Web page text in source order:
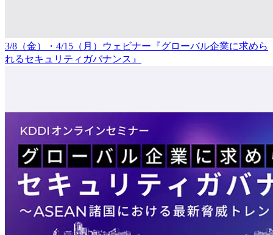
3/8（金）・4/15（月）ウェビナー『グローバル企業に求めら
れるセキュリティガバナンス』